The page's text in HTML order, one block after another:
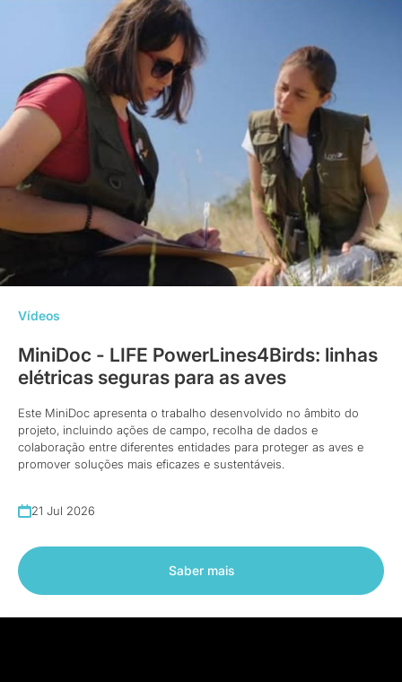
Vídeos
MiniDoc - LIFE PowerLines4Birds: linhas
elétricas seguras para as aves
Este MiniDoc apresenta o trabalho desenvolvido no âmbito do
projeto, incluindo ações de campo, recolha de dados e
colaboração entre diferentes entidades para proteger as aves e
promover soluções mais eficazes e sustentáveis.
21 Jul 2026
Saber mais